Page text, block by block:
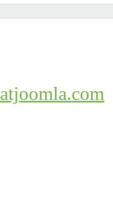
atjoomla.com